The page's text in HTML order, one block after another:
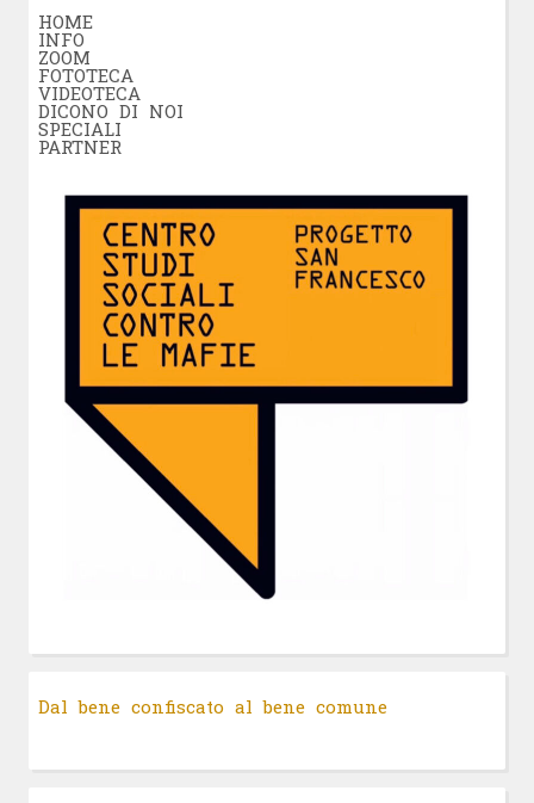
HOME
INFO
ZOOM
FOTOTECA
VIDEOTECA
DICONO DI NOI
SPECIALI
PARTNER
Dal bene confiscato al bene comune